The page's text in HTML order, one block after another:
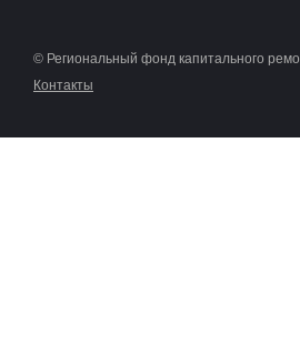
© Региональный фонд капитального
Контакты